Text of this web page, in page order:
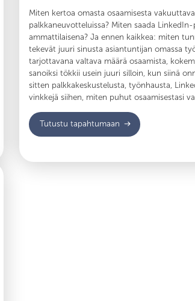
Miten kertoa omasta osaamisesta
palkkaneuvotteluissa? Miten saada
ammattilaisena? Ja ennen kaikkea: miten
tekevät juuri sinusta asiantuntijan omassa
tarjottavana valtava määrä osaamista,
sanoiksi tökkii usein juuri silloin, kun siinä
sitten palkkakeskustelusta, työnhausta,
vinkkejä siihen, miten puhut osaamisestasi
Tutustu tapahtumaan